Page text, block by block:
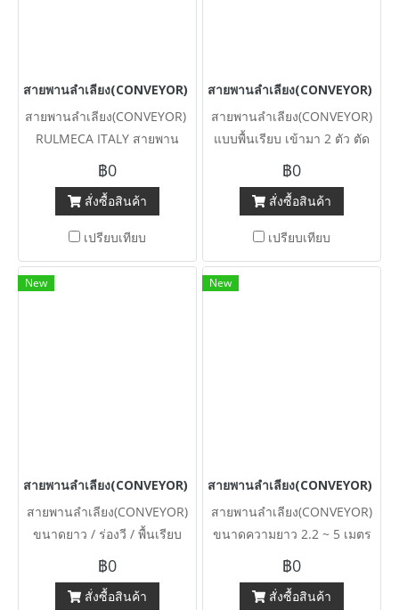
สายพานลำเลียง(CONVEYOR) RULMECA ITALY สายพานลำเลีย
สายพานลำเลียง(CONVEYOR)
RULMECA ITALY สายพาน
ลำเลียงรุ่นงานหนัก HEAVY
DEUTY ร่องเป็นแบบตัว U
ขนาดความยาว 4 เมตร หน้า
สายพาน 85 cm 380V งานยุ
ทั่วโลก เข้ามา 8 ตัว ของใหม่
เก็บสแปยังไม่ได้ใช้งาน
฿0
สั่งซื้อสินค้า
เปรียบเทียบ
สายพานลำเลียง(CONVEYOR) แ
สายพานลำเลียง(CONVEYOR)
แบบพื้นเรียบ เข้ามา 2 ตัว ตัด
ประมูลจากโรงงาน ทำอาหาร
สัตว์
฿0
สั่งซื้อสินค้า
เปรียบเทียบ
New
สายพานลำเลียง(CONVEYOR) ขนาดยาว / ร่องวี / พื้นเรียบ งานตัด
สายพานลำเลียง(CONVEYOR)
ขนาดยาว / ร่องวี / พื้นเรียบ
งานตัดประมูลมีมอเตอร์พร้อม
380V ของใช้งานได้ปกติ เข้ามา
2 ตัว
฿0
สั่งซื้อสินค้า
New
สายพานลำเลียง(CONVEYOR)
สายพานลำเลียง(CONVEYOR)
ขนาดความยาว 2.2 ~ 5 เมตร
มีเกียร์ต้นกำลังมาพร้อมทุกตัว
ขนาด 2~3 HP ระบบไฟ 380V
งานตัดประมูลของสภาพใช้งาน
฿0
สั่งซื้อสินค้า